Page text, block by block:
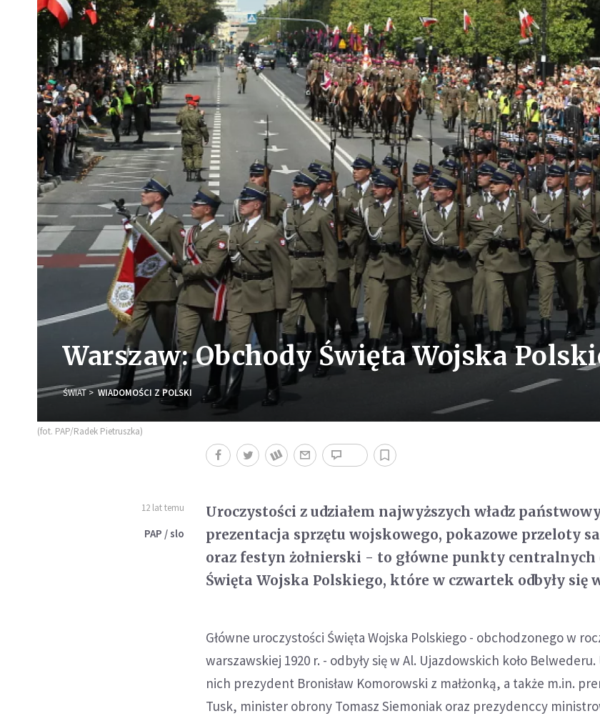
Warszaw: Obchody Święta Wojska
ŚWIAT WIADOMOŚCI Z POLSKI
(fot. PAP/Radek Pietruszka)
12 lat temu
PAP / slo
Uroczystości z udziałem najwyższych władz
prezentacja sprzętu wojskowego, pokazowe przeloty
oraz festyn żołnierski - to główne punkty centralnych
Święta Wojska Polskiego, które w czwartek odbyły się
Główne uroczystości Święta Wojska Polskiego - obchodzonego w
warszawskiej 1920 r. - odbyły się w Al. Ujazdowskich koło
nich prezydent Bronisław Komorowski z małżonką, a także m.in.
Tusk, minister obrony Tomasz Siemoniak oraz prezydenccy